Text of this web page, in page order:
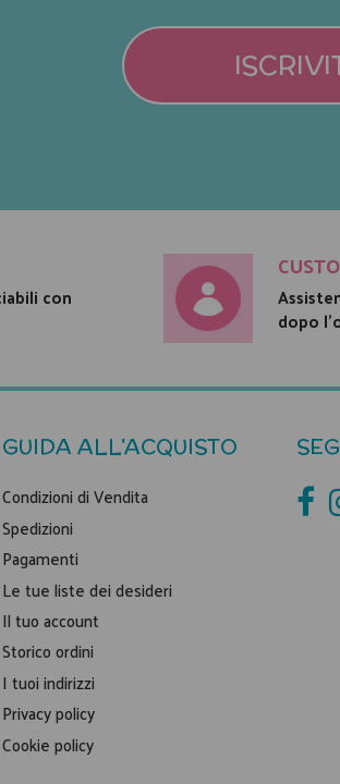
con
dopo
GUIDA ALL'ACQUISTO
Condizioni di Vendita
Spedizioni
Pagamenti
Le tue liste dei desideri
Il tuo account
Storico ordini
I tuoi indirizzi
Privacy policy
Cookie policy